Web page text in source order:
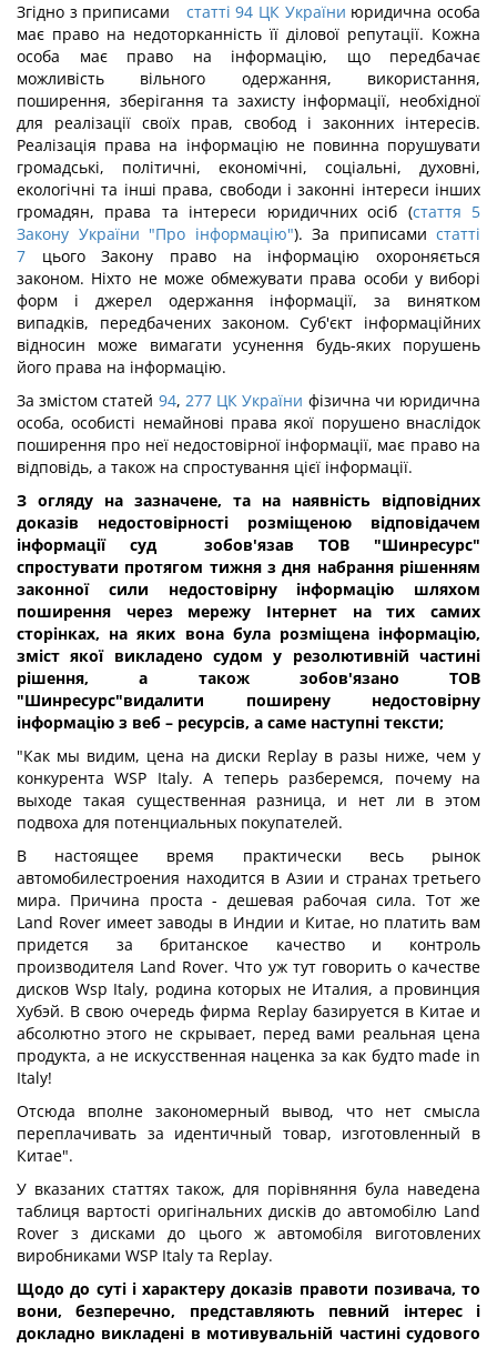
Згідно з приписами статті 94 ЦК України юридична особа
має право на недоторканність її ділової репутації. Кожна
особа має право на інформацію, що передбачає
можливість вільного одержання, використання,
поширення, зберігання та захисту інформації, необхідної
для реалізації своїх прав, свобод і законних інтересів.
Реалізація права на інформацію не повинна порушувати
громадські, політичні, економічні, соціальні, духовні,
екологічні та інші права, свободи і законні інтереси інших
громадян, права та інтереси юридичних осіб (стаття 5
Закону України "Про інформацію"). За приписами статті
7 цього Закону право на інформацію охороняється
законом. Ніхто не може обмежувати права особи у виборі
форм і джерел одержання інформації, за винятком
випадків, передбачених законом. Суб'єкт інформаційних
відносин може вимагати усунення будь-яких порушень
його права на інформацію.
За змістом статей 94, 277 ЦК України фізична чи юридична
особа, особисті немайнові права якої порушено внаслідок
поширення про неї недостовірної інформації, має право на
відповідь, а також на спростування цієї інформації.
З огляду на зазначене, та на наявність відповідних
доказів недостовірності розміщеною відповідачем
інформації суд
зобов'язав ТОВ "Шинресурс"
спростувати протягом тижня з дня набрання рішенням
законної сили недостовірну інформацію шляхом
поширення через мережу Інтернет на тих самих
сторінках, на яких вона була розміщена інформацію,
зміст якої викладено судом у резолютивній частині
рішення, а також зобов'язано ТОВ
"Шинресурс"видалити поширену недостовірну
інформацію з веб – ресурсів, а саме наступні тексти;
"Как мы видим, цена на диски Replay в разы ниже, чем у
конкурента WSP Italy. А теперь разберемся, почему на
выходе такая существенная разница, и нет ли в этом
подвоха для потенциальных покупателей.
В настоящее время практически весь рынок
автомобилестроения находится в Азии и странах третьего
мира. Причина проста - дешевая рабочая сила. Тот же
Land Rover имеет заводы в Индии и Китае, но платить вам
придется за британское качество и контроль
производителя Land Rover. Что уж тут говорить о качестве
дисков Wsp Italy, родина которых не Италия, а провинция
Хубэй. В свою очередь фирма Replay базируется в Китае и
абсолютно этого не скрывает, перед вами реальная цена
продукта, а не искусственная наценка за как будто made in
Italy!
Отсюда вполне закономерный вывод, что нет смысла
переплачивать за идентичный товар, изготовленный в
Китае".
У вказаних статтях також, для порівняння була наведена
таблиця вартості оригінальних дисків до автомобілю Land
Rover з дисками до цього ж автомобіля виготовлених
виробниками WSP Italy та Replay.
Щодо до суті і характеру доказів правоти позивача, то
вони, безперечно, представляють певний інтерес і
докладно викладені в мотивувальній частині судового